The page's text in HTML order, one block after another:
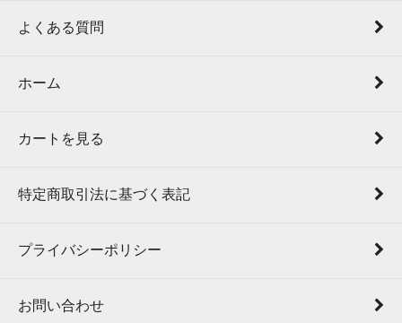
よくある質問
ホーム
カートを見る
特定商取引法に基づく表記
プライバシーポリシー
お問い合わせ